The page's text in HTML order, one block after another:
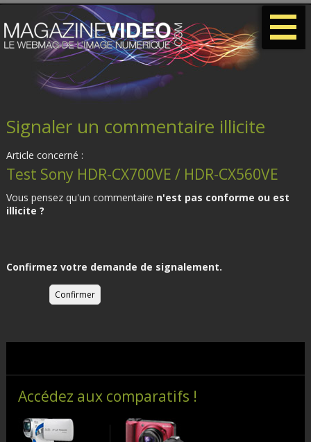
Signaler un commentaire illicite
Article concerné :
Test Sony HDR-CX700VE / HDR-CX560VE
Vous pensez qu'un commentaire n'est pas conforme ou est
illicite ?
Confirmez votre demande de signalement.
Accédez aux comparatifs !
-
-
-